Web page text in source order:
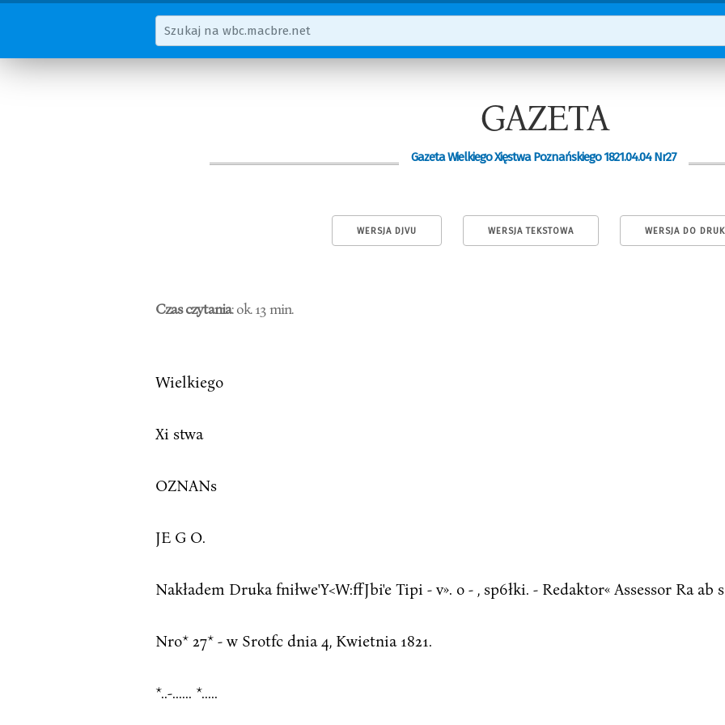
GAZETA
Gazeta Wielkiego Xięstwa Poznańskiego 1821.04.04 Nr27
WERSJA DJVU WERSJA TEKSTOWA WERSJA DO
Czas czytania: ok. 13 min.
Wielkiego
Xi stwa
OZNANs
JE G O.
Nakładem Druka fniłwe'Y<W:ffJbi'e Tipi - v». o - , sp6łki. - Redaktor« Assessor Ra ab
Nro* 27* - w Srotfc dnia 4, Kwietnia 1821.
*..-...... *.....